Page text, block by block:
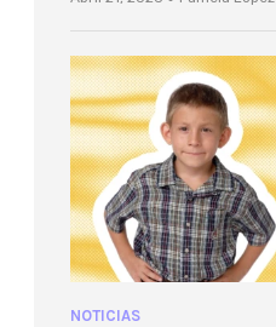
NOTICIAS